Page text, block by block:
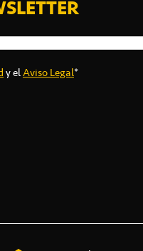
y elAviso Legal*